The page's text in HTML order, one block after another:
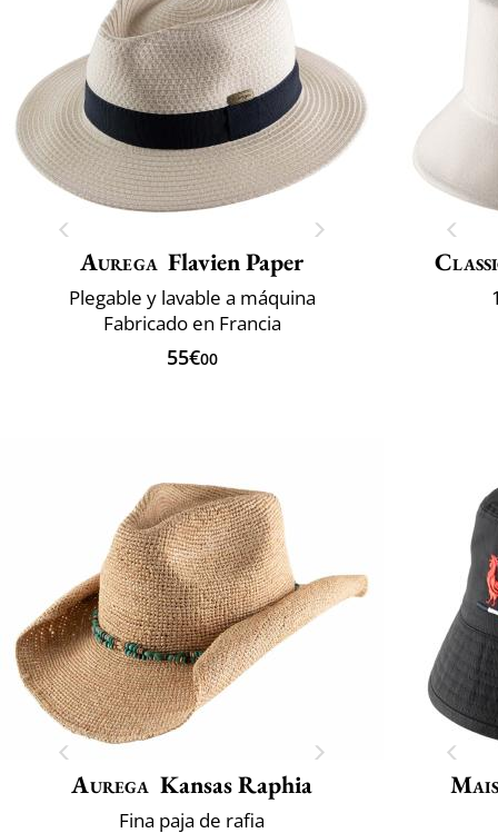
Aurega Flavien Paper
Plegable y lavable a máquina
Fabricado en Francia
55€00
Aurega Kansas Raphia
Fina paja de rafia